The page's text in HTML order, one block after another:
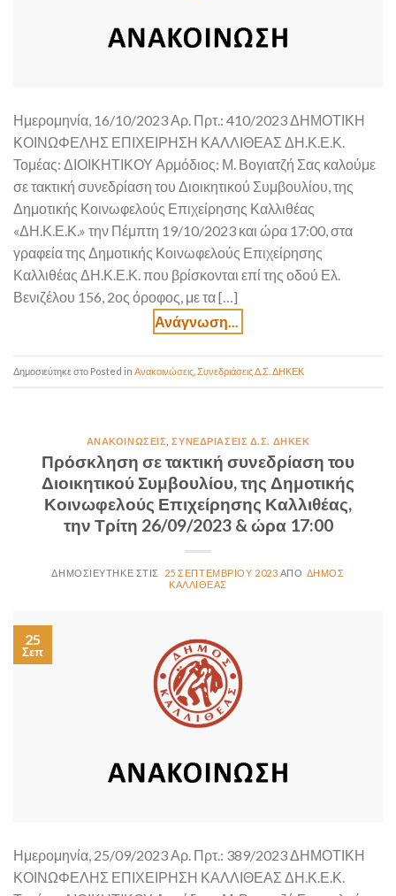
Ημερομηνία, 16/10/2023 Αρ. Πρτ.: 410/2023 ΔΗΜΟΤΙΚΗ
ΚΟΙΝΩΦΕΛΗΣ ΕΠΙΧΕΙΡΗΣΗ ΚΑΛΛΙΘΕΑΣ ΔΗ.Κ.Ε.Κ.
Τομέας: ΔΙΟΙΚΗΤΙΚΟΥ Αρμόδιος: Μ. Βογιατζή Σας καλούμε
σε τακτική συνεδρίαση του Διοικητικού Συμβουλίου, της
Δημοτικής Κοινωφελούς Επιχείρησης Καλλιθέας
«ΔΗ.Κ.Ε.Κ.» την Πέμπτη 19/10/2023 και ώρα 17:00, στα
γραφεία της Δημοτικής Κοινωφελούς Επιχείρησης
Καλλιθέας ΔΗ.Κ.Ε.Κ. που βρίσκονται επί της οδού Ελ.
Βενιζέλου 156, 2ος όροφος, με τα […]
Posted in Ανακοινώσεις Συνεδριάσεις Δ.Σ. ΔΗΚΕΚ
ΑΝΑΚΟΙΝΏΣΕΙΣ ,ΣΥΝΕΔΡΙΆΣΕΙΣ Δ.Σ. ΔΗΚΕΚ
Πρόσκληση σε τακτική συνεδρίαση του
Διοικητικού Συμβουλίου, της Δημοτικής
Κοινωφελούς Επιχείρησης Καλλιθέας,
την Τρίτη 26/09/2023 & ώρα 17:00
25 ΣΕΠΤΕΜΒΡΊΟΥ 2023
ΔΉΜΟΣ
ΚΑΛΛΙΘΈΑΣ
25
Σεπ
Ημερομηνία, 25/09/2023 Αρ. Πρτ.: 389/2023 ΔΗΜΟΤΙΚΗ
ΚΟΙΝΩΦΕΛΗΣ ΕΠΙΧΕΙΡΗΣΗ ΚΑΛΛΙΘΕΑΣ ΔΗ.Κ.Ε.Κ.